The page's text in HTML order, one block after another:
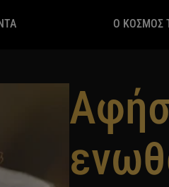
O ΚΟΣΜΟΣ